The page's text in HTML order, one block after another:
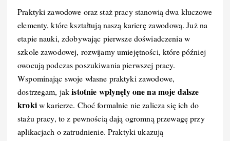
Praktyki zawodowe oraz staż pracy stanowią dwa kluczowe
elementy, które kształtują naszą karierę zawodową. Już na
etapie nauki, zdobywając pierwsze doświadczenia w
szkole zawodowej, rozwijamy umiejętności, które później
owocują podczas poszukiwania pierwszej pracy.
Wspominając swoje własne praktyki zawodowe,
dostrzegam, jakistotnie wpłynęły one na moje dalsze
krokiw karierze. Choć formalnie nie zalicza się ich do
stażu pracy, to z pewnością dają ogromną przewagę przy
aplikacjach o zatrudnienie. Praktyki ukazują